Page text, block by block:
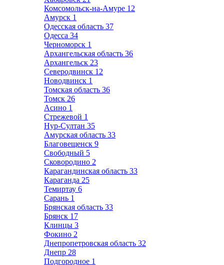
Комсомольск-на-Амуре 12
Амурск 1
Одесская область 37
Одесса 34
Черноморск 1
Архангельская область 36
Архангельск 23
Северодвинск 12
Новодвинск 1
Томская область 36
Томск 26
Асино 1
Стрежевой 1
Нур-Султан 35
Амурская область 33
Благовещенск 9
Свободный 5
Сковородино 2
Карагандинская область 33
Караганда 25
Темиртау 6
Сарань 1
Брянская область 33
Брянск 17
Клинцы 3
Фокино 2
Днепропетровская область 32
Днепр 28
Подгородное 1